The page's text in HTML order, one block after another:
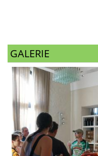
GALERIE